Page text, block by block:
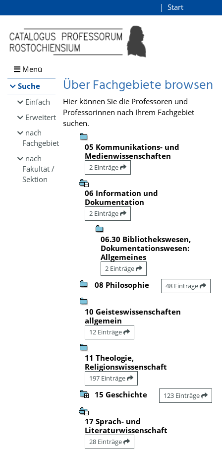
Browsen
direkt zum Inhalt
Start
Menü
Suche
Einfach
Erweitert
nach
Fachgebiet
nach
Fakultät /
Sektion
Über Fachgebiete browsen
Hier können Sie die Professoren und
Professorinnen nach Ihrem Fachgebiet
suchen.
05 Kommunikations- und
Medienwissenschaften
2 Einträge
06 Information und
Dokumentation
2 Einträge
06.30 Bibliothekswesen,
Dokumentationswesen:
Allgemeines
2 Einträge
08 Philosophie 48 Einträge
10 Geisteswissenschaften
allgemein
12 Einträge
11 Theologie,
Religionswissenschaft
197 Einträge
15 Geschichte 123 Einträge
17 Sprach- und
Literaturwissenschaft
28 Einträge